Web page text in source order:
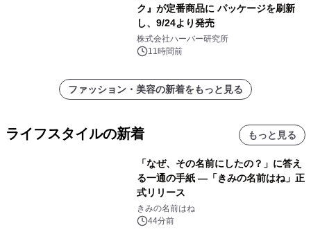
ク』が定番商品に パッケージを刷新
し、9/24より発売
株式会社ハーバー研究所
11時間前
ファッション・美容の新着をもっと見る
ライフスタイルの新着 もっと見る
「なぜ、その名前にしたの？」に答え
る一通の手紙 ―「きみの名前はね」正
式リリース
きみの名前はね
44分前